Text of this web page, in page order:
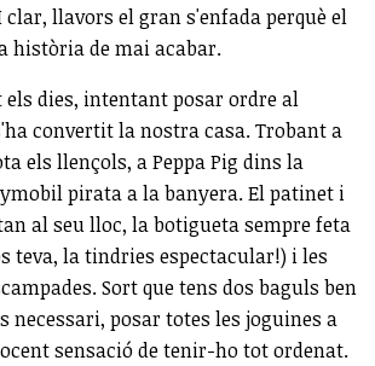
clar, llavors el gran s'enfada perquè el
història de mai acabar.
els dies, intentant posar ordre al
convertit la nostra casa. Trobant a
els llençols, a Peppa Pig dins la
pirata a la banyera. El patinet i
al seu lloc, la botigueta sempre feta
teva, la tindries espectacular!) i les
Sort que tens dos baguls ben
necessari, posar totes les joguines a
sensació de tenir-ho tot ordenat.